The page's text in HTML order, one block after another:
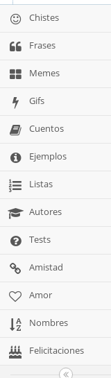
Chistes
Frases
Memes
Gifs
Cuentos
Ejemplos
Listas
Autores
Tests
Amistad
Amor
Nombres
Felicitaciones